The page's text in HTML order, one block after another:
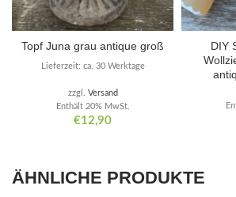
Topf Juna grau antique groß
€12,90
Enthält 20% MwSt.
zzgl. Versand
Lieferzeit: ca. 30 Werktage
DIY
ÄHNLICHE PRODUKTE